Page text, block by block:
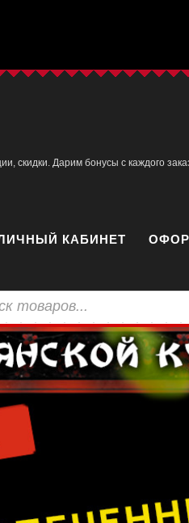
скидки. Дарим бонусы с каждого
КАБИНЕТ